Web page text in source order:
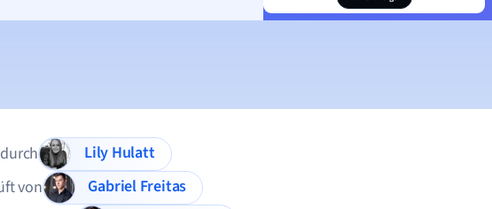
Lily Hulatt
von
Gabriel Freitas